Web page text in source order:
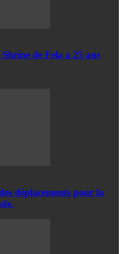
de Fela a 25 ans
déplacements pour la